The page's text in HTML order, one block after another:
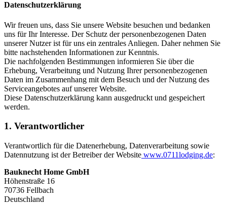
Datenschutzerklärung
Wir freuen uns, dass Sie unsere Website besuchen und bedanken
uns für Ihr Interesse. Der Schutz der personenbezogenen Daten
unserer Nutzer ist für uns ein zentrales Anliegen. Daher nehmen Sie
bitte nachstehenden Informationen zur Kenntnis.
Die nachfolgenden Bestimmungen informieren Sie über die
Erhebung, Verarbeitung und Nutzung Ihrer personenbezogenen
Daten im Zusammenhang mit dem Besuch und der Nutzung des
Serviceangebotes auf unserer Website.
Diese Datenschutzerklärung kann ausgedruckt und gespeichert
werden.
1. Verantwortlicher
Verantwortlich für die Datenerhebung, Datenverarbeitung sowie
Datennutzung ist der Betreiber der Website www.0711lodging.de:
Bauknecht Home GmbH
Höhenstraße 16
70736 Fellbach
Deutschland